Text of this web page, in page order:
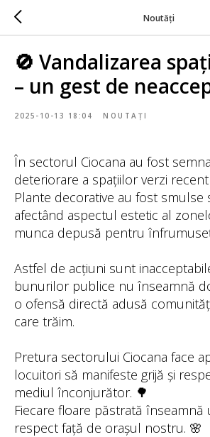
Noutăți
🚫 Vandalizarea
– un gest de
2025-10-13 18:04 NOUTAȚI
În sectorul Ciocana au fost
deteriorare a spațiilor verzi
Plante decorative au fost smulse
afectând aspectul estetic al
munca depusă pentru
Astfel de acțiuni sunt
bunurilor publice nu înseamnă
o ofensă directă adusă
care trăim.
Pretura sectorului Ciocana face
locuitori să manifeste grijă și
mediul înconjurător. 🌳
Fiecare floare păstrată înseamnă
respect față de orașul nostru. 🌸